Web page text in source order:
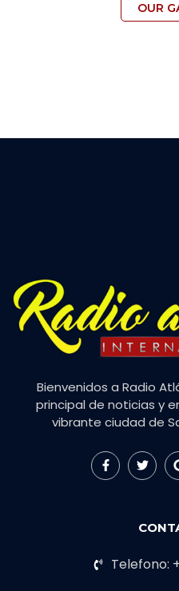
OUR
Bienvenidos a Radio
principal de noticias y
vibrante ciudad de
Telefono: